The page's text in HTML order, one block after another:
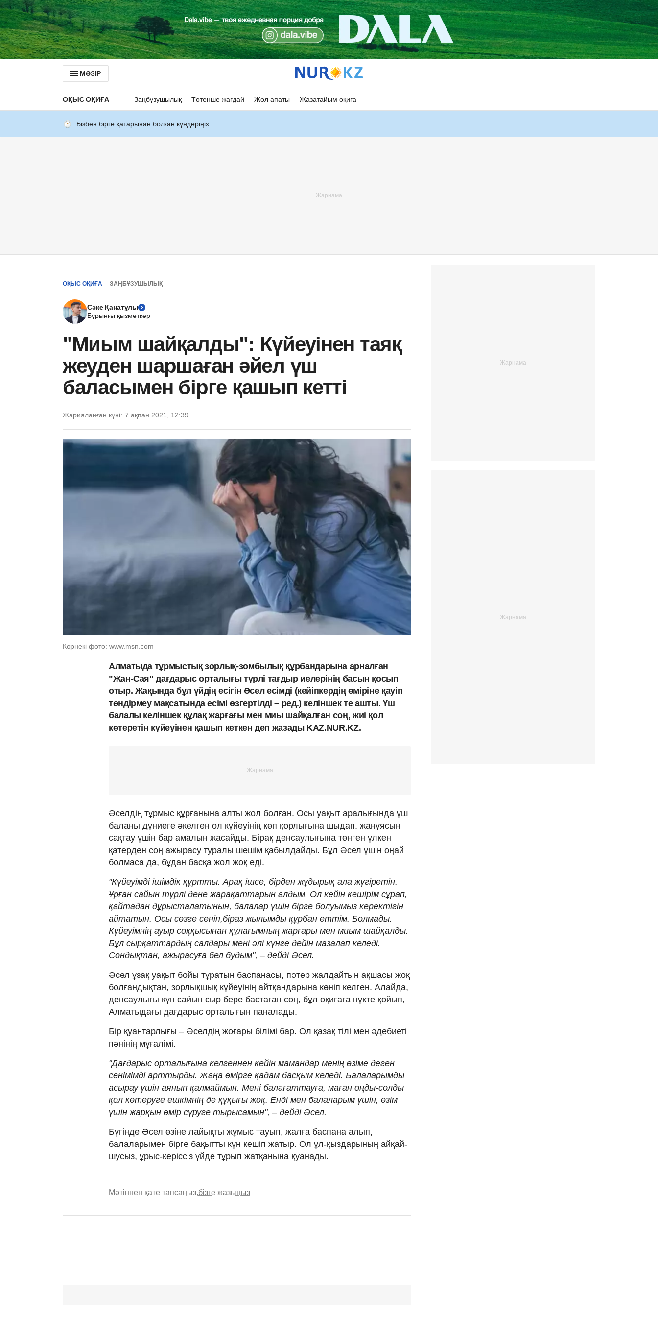
МӘЗІР
ОҚЫС ОҚИҒА Заңбұзушылық Төтенше жағдай Жол апаты Жазатайым оқиға
Бізбен бірге қатарынан болған күндеріңіз
ОҚЫС ОҚИҒА ЗАҢБҰЗУШЫЛЫҚ
Сәке Қанатұлы
Бұрынғы қызметкер
"Миым шайқалды": Күйеуінен таяқ
жеуден шаршаған әйел үш
баласымен бірге қашып кетті
Жарияланған күні: 7 ақпан 2021, 12:39
Көрнекі фото: www.msn.com
Алматыда тұрмыстық зорлық-зомбылық құрбандарына арналған
"Жан-Сая" дағдарыс орталығы түрлі тағдыр иелерінің басын қосып
отыр. Жақында бұл үйдің есігін Әсел есімді (кейіпкердің өміріне қауіп
төндірмеу мақсатында есімі өзгертілді – ред.) келіншек те ашты. Үш
балалы келіншек құлақ жарғағы мен миы шайқалған соң, жиі қол
көтеретін күйеуінен қашып кеткен деп жазады KAZ.NUR.KZ.
Әселдің тұрмыс құрғанына алты жол болған. Осы уақыт аралығында үш
баланы дүниеге әкелген ол күйеуінің көп қорлығына шыдап, жанұясын
сақтау үшін бар амалын жасайды. Бірақ денсаулығына төнген үлкен
қатерден соң ажырасу туралы шешім қабылдайды. Бұл Әсел үшін оңай
болмаса да, бұдан басқа жол жоқ еді.
"Күйеуімді ішімдік құртты. Арақ ішсе, бірден жұдырық ала жүгіретін.
Ұрған сайын түрлі дене жарақаттарын алдым. Ол кейін кешірім сұрап,
қайтадан дұрысталатынын, балалар үшін бірге болуымыз керектігін
айтатын. Осы сөзге сеніп,біраз жылымды құрбан еттім. Болмады.
Күйеуімнің ауыр соққысынан құлағымның жарғары мен миым шайқалды.
Бұл сырқаттардың салдары мені әлі күнге дейін мазалап келеді.
Сондықтан, ажырасуға бел будым", – дейді Әсел.
Әсел ұзақ уақыт бойы тұратын баспанасы, пәтер жалдайтын ақшасы жоқ
болғандықтан, зорлықшық күйеуінің айтқандарына көніп келген. Алайда,
денсаулығы күн сайын сыр бере бастаған соң, бұл оқиғаға нүкте қойып,
Алматыдағы дағдарыс орталығын паналады.
Бір қуантарлығы – Әселдің жоғары білімі бар. Ол қазақ тілі мен әдебиеті
пәнінің мұғалімі.
"Дағдарыс орталығына келгеннен кейін мамандар менің өзіме деген
сенімімді арттырды. Жаңа өмірге қадам басқым келеді. Балаларымды
асырау үшін аянып қалмаймын. Мені балағаттауға, маған оңды-солды
қол көтеруге ешкімнің де құқығы жоқ. Енді мен балаларым үшін, өзім
үшін жарқын өмір сүруге тырысамын", – дейді Әсел.
Бүгінде Әсел өзіне лайықты жұмыс тауып, жалға баспана алып,
балаларымен бірге бақытты күн кешіп жатыр. Ол ұл-қыздарының айқай-
шусыз, ұрыс-керіссіз үйде тұрып жатқанына қуанады.
Мәтіннен қате тапсаңыз,бізге жазыңыз